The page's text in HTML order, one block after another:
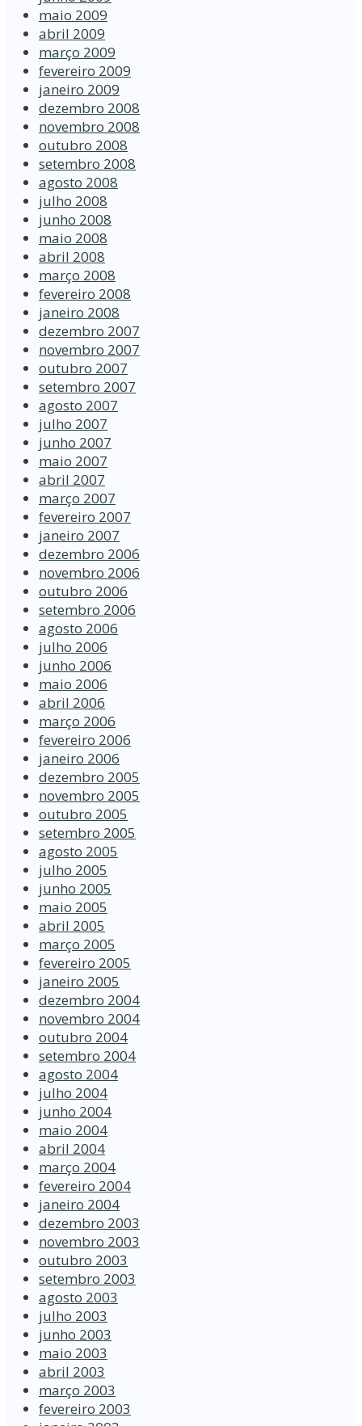
maio 2009
abril 2009
março 2009
fevereiro 2009
janeiro 2009
dezembro 2008
novembro 2008
outubro 2008
setembro 2008
agosto 2008
julho 2008
junho 2008
maio 2008
abril 2008
março 2008
fevereiro 2008
janeiro 2008
dezembro 2007
novembro 2007
outubro 2007
setembro 2007
agosto 2007
julho 2007
junho 2007
maio 2007
abril 2007
março 2007
fevereiro 2007
janeiro 2007
dezembro 2006
novembro 2006
outubro 2006
setembro 2006
agosto 2006
julho 2006
junho 2006
maio 2006
abril 2006
março 2006
fevereiro 2006
janeiro 2006
dezembro 2005
novembro 2005
outubro 2005
setembro 2005
agosto 2005
julho 2005
junho 2005
maio 2005
abril 2005
março 2005
fevereiro 2005
janeiro 2005
dezembro 2004
novembro 2004
outubro 2004
setembro 2004
agosto 2004
julho 2004
junho 2004
maio 2004
abril 2004
março 2004
fevereiro 2004
janeiro 2004
dezembro 2003
novembro 2003
outubro 2003
setembro 2003
agosto 2003
julho 2003
junho 2003
maio 2003
abril 2003
março 2003
fevereiro 2003